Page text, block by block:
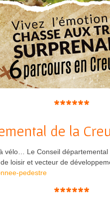
******
de la
vélo… Le Conseil départemental
loisir et vecteur de
pedestre
******